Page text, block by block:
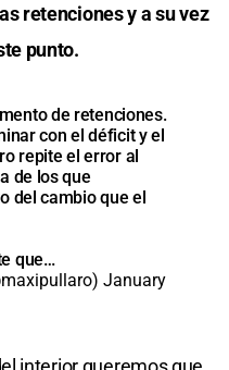
retenciones y a su vez
punto.
de retenciones.
con el déficit y el
repite el error al
de los que
del cambio que el
que…
January